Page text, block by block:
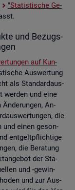
"Sta­tis­ti­sche Ge­
und Be­zugs­
auf Kun­
Aus­wer­tung
als Stan­dard­aus­
wer­den und eine
Än­de­run­gen, An­
die
und einen ge­son­
ent­gelt­pflich­ti­ge
die Be­ra­tung
der Sta­
und -ge­win­
und zur Aus­